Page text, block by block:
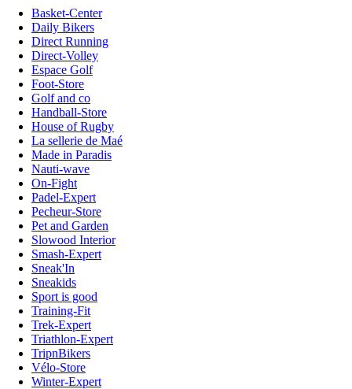
Basket-Center
Daily Bikers
Direct Running
Direct-Volley
Espace Golf
Foot-Store
Golf and co
Handball-Store
House of Rugby
La sellerie de Maé
Made in Paradis
Nauti-wave
On-Fight
Padel-Expert
Pecheur-Store
Pet and Garden
Slowood Interior
Smash-Expert
Sneak'In
Sneakids
Sport is good
Training-Fit
Trek-Expert
Triathlon-Expert
TripnBikers
Vélo-Store
Winter-Expert